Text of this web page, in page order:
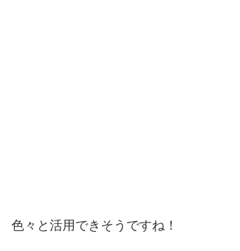
色々と活用できそうですね！